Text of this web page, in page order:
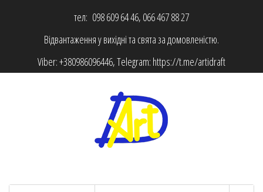
тел: 098 609 64 46, 066 467 88 27
Відвантаження у вихідні та свята за домовленістю.
Viber:+380986096446, Telegram: https://t.me/artidraft